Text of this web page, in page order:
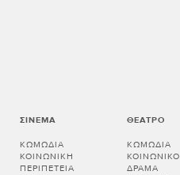
ΣΙΝΕΜΆ
ΚΩΜΩΔΊΑ
ΚΟΙΝΩΝΙΚΉ
ΠΕΡΙΠΈΤΕΙΑ
ΘΈΑΤΡΟ
ΚΩΜΩΔΊΑ
ΚΟΙΝΩΝΙΚΌ
ΔΡΆΜΑ